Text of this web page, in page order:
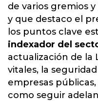
de varios gremios
y que destaco el
los puntos clave
indexador del
actualización de la
vitales, la
empresas
como seguir